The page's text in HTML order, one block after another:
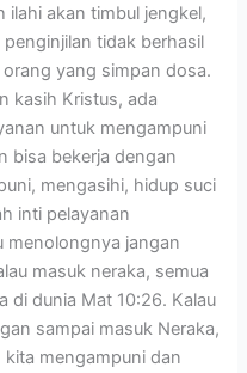
ilahi akan timbul jengkel,
tidak berhasil
yang simpan dosa.
kasih Kristus, ada
untuk mengampuni
bisa bekerja dengan
mengasihi, hidup suci
inti pelayanan
menolongnya jangan
masuk neraka, semua
di dunia Mat 10:26. Kalau
sampai masuk Neraka,
kita mengampuni dan